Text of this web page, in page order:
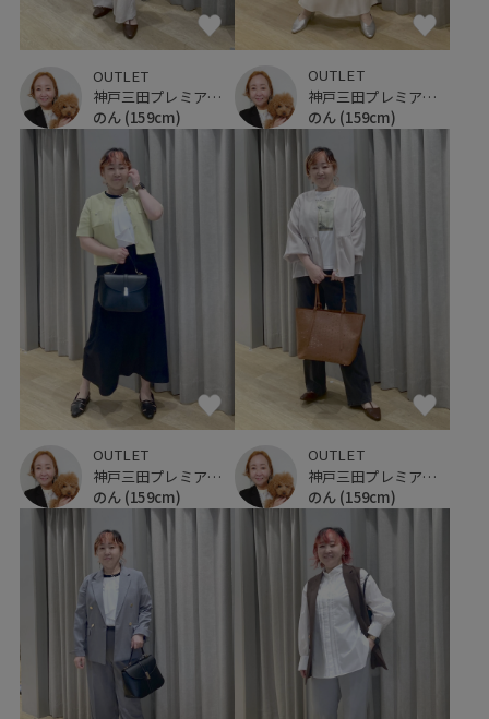
OUTLET
神戸三田プレミアム・アウトレット
のん (159cm)
OUTLET
神戸三田プレミアム・アウトレット
のん (159cm)
OUTLET
神戸三田プレミアム・アウトレット
のん (159cm)
OUTLET
神戸三田プレミアム・アウトレット
のん (159cm)